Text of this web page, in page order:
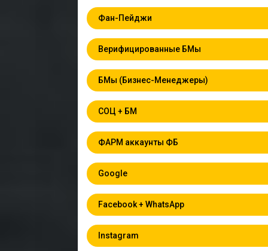
Фан-Пейджи
Верифицированные БМы
БМы (Бизнес-Менеджеры)
СОЦ + БМ
ФАРМ аккаунты ФБ
Google
Facebook + WhatsApp
Instagram